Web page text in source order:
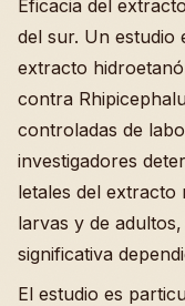
Eficacia del
del sur. Un estudio
extracto
contra
controladas de
investigadores
letales del extracto
larvas y de
significativa
El estudio es